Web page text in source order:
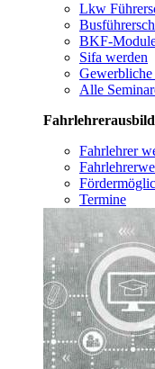
Lkw
BKF-
Sifa werden
Gewerbliche
Alle
Fahrlehrer
Termine